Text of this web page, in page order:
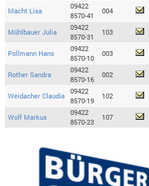
Macht Lisa
09422
8570-41
004
Mühlbauer Julia
09422
8570-31
103
Pollmann Hans
09422
8570-10
003
Rother Sandra
09422
8570-16
002
Weidacher Claudia
09422
8570-19
102
Wolf Markus
09422
8570-23
107